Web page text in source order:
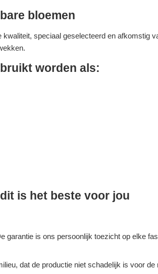
bloemen
speciaal geselecteerd en afkomstig
worden als:
is het beste voor jou
is ons persoonlijk toezicht op elke
dat de productie niet schadelijk is voor de